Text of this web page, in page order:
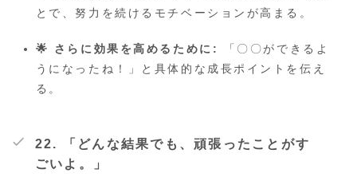
とで、努力を続けるモチベーションが高まる。
🌟 さらに効果を高めるために:
「〇〇ができるよ
うになったね！」と具体的な成長ポイントを伝え
る。
22. 「どんな結果でも、頑張ったことがす
ごいよ。」